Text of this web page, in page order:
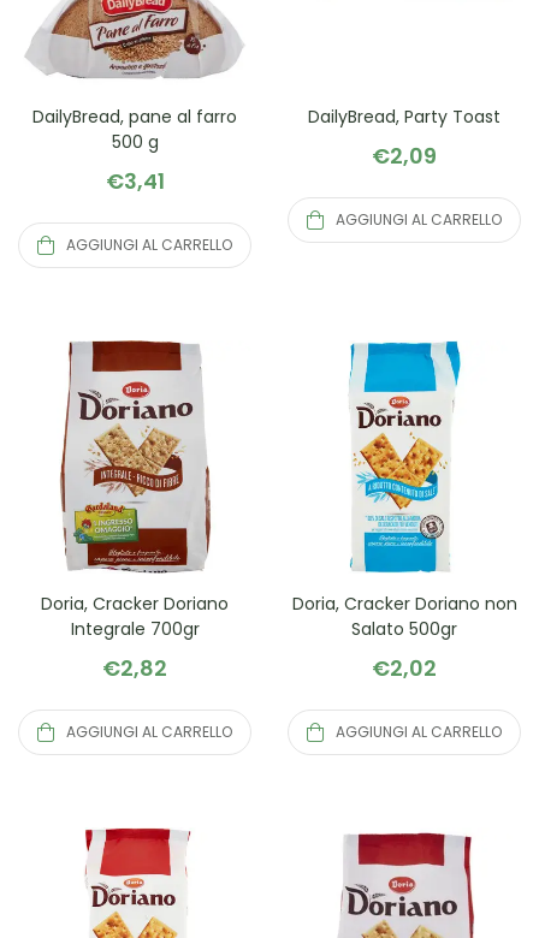
DailyBread, pane al farro
500 g
€3,41
AGGIUNGI AL CARRELLO
DailyBread, Party Toast
€2,09
AGGIUNGI AL CARRELLO
Doria, Cracker Doriano
Integrale 700gr
€2,82
AGGIUNGI AL CARRELLO
Doria, Cracker Doriano non
Salato 500gr
€2,02
AGGIUNGI AL CARRELLO